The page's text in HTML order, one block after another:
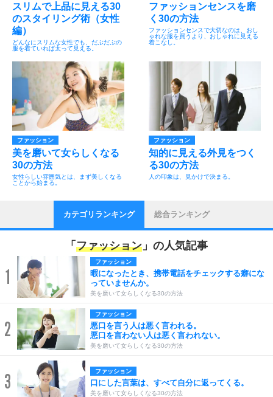
スリムで上品に見える30
のスタイリング術（女性
編）
どんなにスリムな女性でも、だぶだぶの
服を着ていれば太って見える。
ファッションセンスを磨
く30の方法
ファッションセンスで大切なのは、おし
ゃれな服を買うより、おしゃれに見える
着こなし。
ファッション
美を磨いて女らしくなる
30の方法
女性らしい雰囲気とは、まず美しくなる
ことから始まる。
ファッション
知的に見える外見をつく
る30の方法
人の印象は、見かけで決まる。
カテゴリランキング 総合ランキング
「 ファッション 」の人気記事
1
ファッション
暇になったとき、携帯電話をチェックする癖にな
っていませんか。
美を磨いて女らしくなる30の方法
2
ファッション
悪口を言う人は悪く言われる。
悪口を言わない人は悪く言われない。
美を磨いて女らしくなる30の方法
3 ファッション
口にした言葉は、すべて自分に返ってくる。
美を磨いて女らしくなる30の方法